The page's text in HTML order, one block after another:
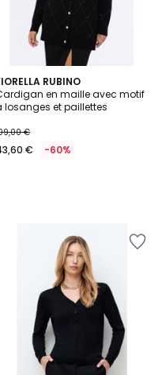
RUBINO
en maille avec motif
losanges et paillettes
€
€ -60%